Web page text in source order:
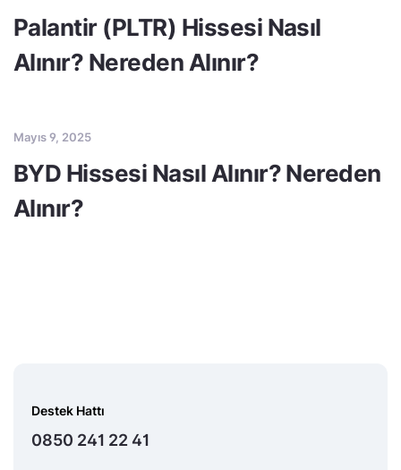
Palantir (PLTR) Hissesi Nasıl
Alınır? Nereden Alınır?
Mayıs 9, 2025
BYD Hissesi Nasıl Alınır? Nereden
Alınır?
Destek Hattı
0850 241 22 41